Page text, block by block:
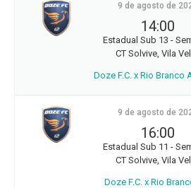
9 de agosto de
14:00
Estadual Sub 13 -
CT Solvive, Vila
Doze F.C. x Rio Branco
9 de agosto de
16:00
Estadual Sub 11 -
CT Solvive, Vila
Doze F.C. x Rio